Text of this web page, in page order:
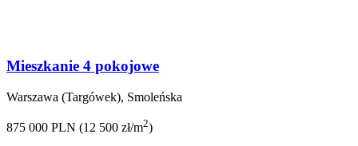
Mieszkanie 4 pokojowe
Warszawa (Targówek), Smoleńska
875 000 PLN (12 500 zł/m2)